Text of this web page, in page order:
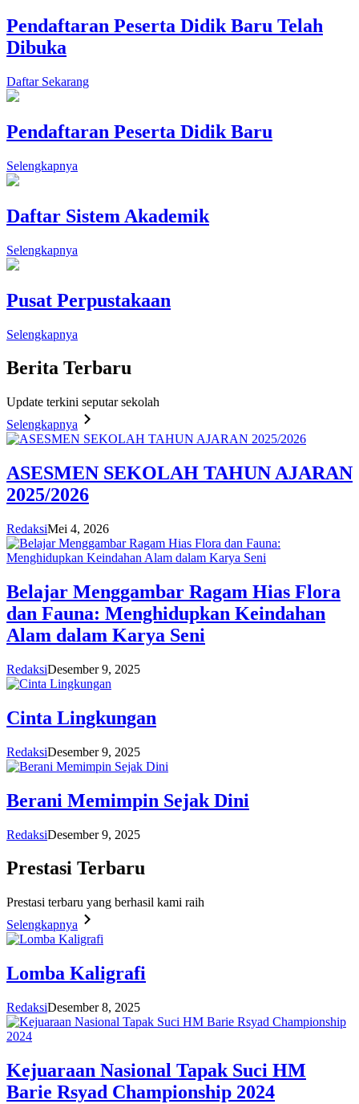
Pendaftaran Peserta Didik Baru Telah
Dibuka
Daftar Sekarang
Pendaftaran Peserta Didik Baru
Selengkapnya
Daftar Sistem Akademik
Selengkapnya
Pusat Perpustakaan
Selengkapnya
Berita Terbaru
Update terkini seputar sekolah
Selengkapnya
ASESMEN SEKOLAH TAHUN AJARAN
2025/2026
RedaksiMei 4, 2026
Belajar Menggambar Ragam Hias Flora
dan Fauna: Menghidupkan Keindahan
Alam dalam Karya Seni
RedaksiDesember 9, 2025
Cinta Lingkungan
RedaksiDesember 9, 2025
Berani Memimpin Sejak Dini
RedaksiDesember 9, 2025
Prestasi Terbaru
Prestasi terbaru yang berhasil kami raih
Selengkapnya
Lomba Kaligrafi
RedaksiDesember 8, 2025
Kejuaraan Nasional Tapak Suci HM
Barie Rsyad Championship 2024